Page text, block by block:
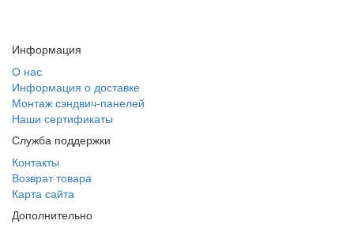
Информация
О нас
Информация о доставке
Монтаж сэндвич-панелей
Наши сертификаты
Служба поддержки
Контакты
Возврат товара
Карта сайта
Дополнительно